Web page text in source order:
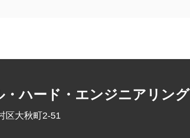
・ハード・エンジニアリング
区大秋町2-51